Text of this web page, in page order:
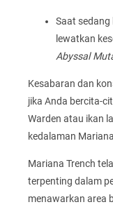
Saat sedang
lewatkan
Abyssal
Kesabaran dan
jika Anda bercita-
Warden atau ikan
kedalaman
Mariana Trench
terpenting dalam
menawarkan area